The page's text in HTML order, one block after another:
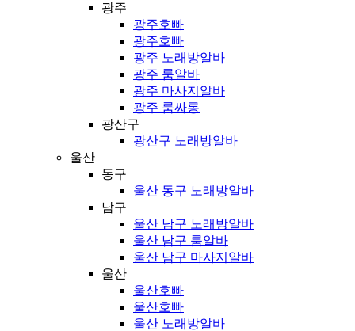
광주
광주호빠
광주호빠
광주 노래방알바
광주 룸알바
광주 마사지알바
광주 룸싸롱
광산구
광산구 노래방알바
울산
동구
울산 동구 노래방알바
남구
울산 남구 노래방알바
울산 남구 룸알바
울산 남구 마사지알바
울산
울산호빠
울산호빠
울산 노래방알바